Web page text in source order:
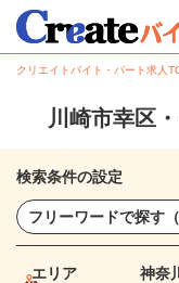
クリエイトバイト・パート求人
川崎市幸区
検索条件の設定
エリア 神奈